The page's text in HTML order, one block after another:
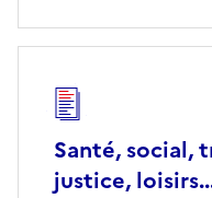
Santé, social,
justice,